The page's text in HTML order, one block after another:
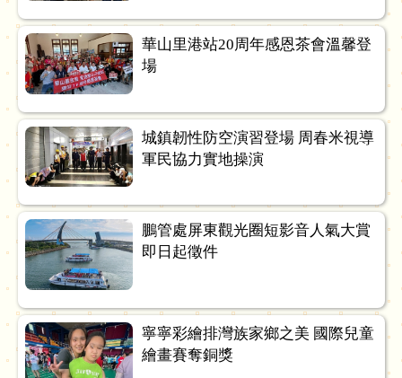
華山里港站20周年感恩茶會溫馨登
場
城鎮韌性防空演習登場 周春米視導
軍民協力實地操演
鵬管處屏東觀光圈短影音人氣大賞
即日起徵件
寧寧彩繪排灣族家鄉之美 國際兒童
繪畫賽奪銅獎